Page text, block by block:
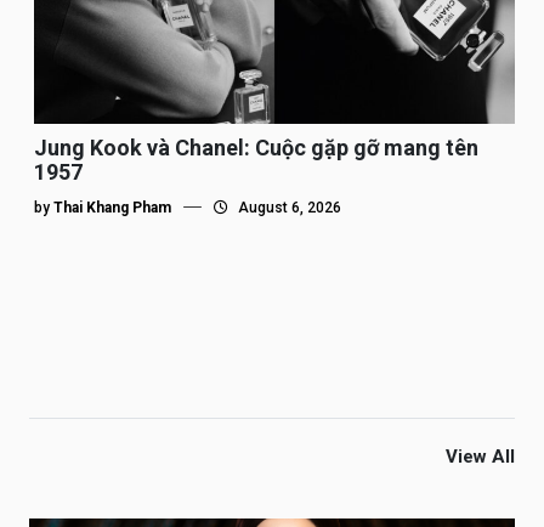
Jung Kook và Chanel: Cuộc gặp gỡ mang tên
1957
by Thai Khang Pham August 6, 2026
View All